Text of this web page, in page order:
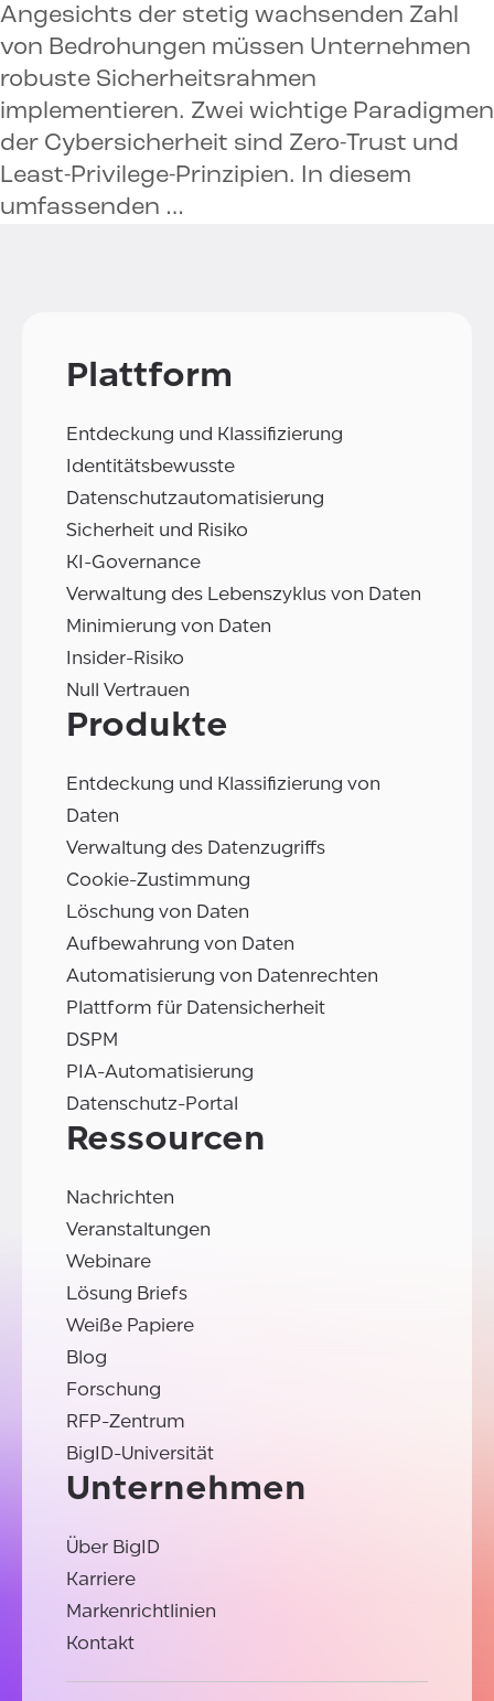
Angesichts der stetig wachsenden Zahl
von Bedrohungen müssen Unternehmen
robuste Sicherheitsrahmen
implementieren. Zwei wichtige Paradigmen
der Cybersicherheit sind Zero-Trust und
Least-Privilege-Prinzipien. In diesem
umfassenden …
Plattform
Entdeckung und Klassifizierung
Identitätsbewusste
Datenschutzautomatisierung
Sicherheit und Risiko
KI-Governance
Verwaltung des Lebenszyklus von Daten
Minimierung von Daten
Insider-Risiko
Null Vertrauen
Produkte
Entdeckung und Klassifizierung von
Daten
Verwaltung des Datenzugriffs
Cookie-Zustimmung
Löschung von Daten
Aufbewahrung von Daten
Automatisierung von Datenrechten
Plattform für Datensicherheit
DSPM
PIA-Automatisierung
Datenschutz-Portal
Ressourcen
Nachrichten
Veranstaltungen
Webinare
Lösung Briefs
Weiße Papiere
Blog
Forschung
RFP-Zentrum
BigID-Universität
Unternehmen
Über BigID
Karriere
Markenrichtlinien
Kontakt